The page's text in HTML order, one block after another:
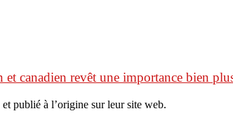
canadien revêt une importance bien
publié à l’origine sur leur site web.